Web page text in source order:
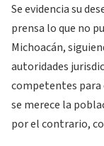
Se evidencia su
prensa lo que no
Michoacán,
autoridades
competentes para
se merece la
por el contrario,